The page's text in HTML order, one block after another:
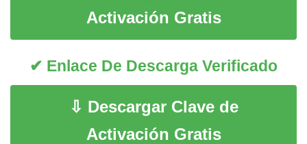
Activación Gratis
✔ Enlace De Descarga Verificado
⇩ Descargar Clave de
Activación Gratis